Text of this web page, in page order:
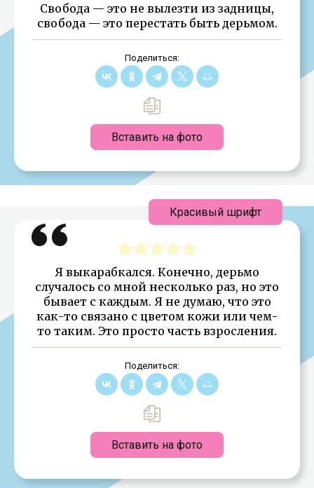
Свобода — это не вылезти из задницы,
свобода — это перестать быть дерьмом.
Поделиться:
Вставить на фото
Я выкарабкался. Конечно, дерьмо
случалось со мной несколько раз, но это
бывает с каждым. Я не думаю, что это
как-то связано с цветом кожи или чем-
то таким. Это просто часть взросления.
Поделиться:
Вставить на фото
Красивый шрифт